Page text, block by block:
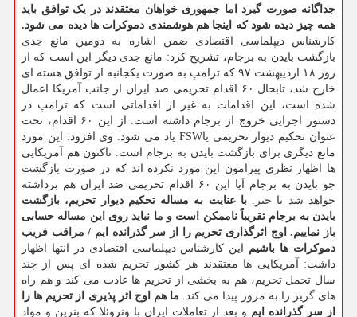
جداگانه صورت گیرد اما جمهوری خواهان معتقدند در یک توافق باید
همه چیز دیده شود که اینجا هم هوشمندی دموکرات ها دیده می شود.
کارشناس دیپلماسی اقتصادی ضمن اشاره به دومین مانع جدی
بازگشت بایدن به برجام، تشریح کرد: مانع جدی دیگر این است که از
روز ۱۸ اردیبهشت ۹۷ که ترامپ به صورت یکجانبه از توافق هسته ای
خارج شد، تابحال ۶۰ اقدام تحریمی ضد ایران از جانب آمریکا اعمال
شده است، این اقدامات به غیر از اقداماتی است که ترامپ در
دستور اجرایی خروج از برجام داشته است. از این ۶۰ اقدام، تحت
عنوان تحکیم دیوار تحریمی یاFSW یاد می شود. وی افزود: این مورد
مانع دیگری برای بازگشت بایدن به برجام است. تاکنون هم آمریکایی
ها اظهار نظری پیرامون این مورد نکرده اند که در صورت بازگشت
جو بایدن به برجام آیا این ۶۰ اقدام تحریمی ضد ایران هم برداشته
خواهد شد یا خیر.
با عنایت به مساله تحکیم دیوار تحریم، بازگشت
بایدن به برجام تقریباً ناممکن است و ما نباید روی این مساله حسابی
باز نماییم. اوج اثرگذاری تحریم را از سر گذرانده ایم / مراقب فریب
دموکرات ها باشیم این کارشناس دیپلماسی اقتصادی در انتها اظهار
داشت: آمریکایی ها معتقدند هر کشور تحریم شده ای پس از چند
سال تحمل تحریم، هم به بخشی از تحریم ها عادت می کند و هم راه
های گریز را به مرور پیدا می کند.
ما هم اوج اثر پذیری از تحریم ها را
از سر گذرانده ایم و بعد از تعاملات ایران با ونزوئلا که بنزین و مواد